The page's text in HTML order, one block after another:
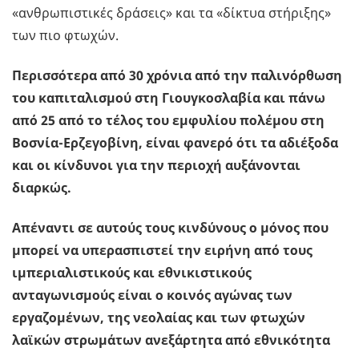
«ανθρωπιστικές δράσεις» και τα «δίκτυα στήριξης»
των πιο φτωχών.
Περισσότερα από 30 χρόνια από την παλινόρθωση
του καπιταλισμού στη Γιουγκοσλαβία και πάνω
από 25 από το τέλος του εμφυλίου πολέμου στη
Βοσνία-Ερζεγοβίνη, είναι φανερό ότι τα αδιέξοδα
και οι κίνδυνοι για την περιοχή αυξάνονται
διαρκώς.
Απέναντι σε αυτούς τους κινδύνους ο μόνος που
μπορεί να υπερασπιστεί την ειρήνη από τους
ιμπεριαλιστικούς και εθνικιστικούς
ανταγωνισμούς είναι ο κοινός αγώνας των
εργαζομένων, της νεολαίας και των φτωχών
λαϊκών στρωμάτων ανεξάρτητα από εθνικότητα